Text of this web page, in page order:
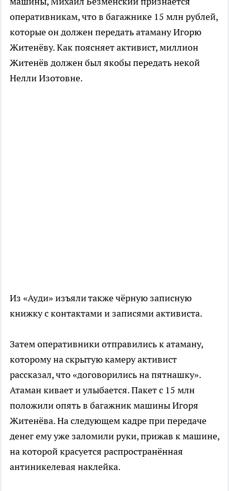
оперативникам, что в багажнике 15 млн рублей,
которые он должен передать атаману Игорю
Житенёву. Как поясняет активист, миллион
Житенёв должен был якобы передать некой
Нелли Изотовне.
Из «Ауди» изъяли также чёрную записную
книжку с контактами и записями активиста.
Затем оперативники отправились к атаману,
которому на скрытую камеру активист
рассказал, что «договорились на пятнашку».
Атаман кивает и улыбается. Пакет с 15 млн
положили опять в багажник машины Игоря
Житенёва. На следующем кадре при передаче
денег ему уже заломили руки, прижав к машине,
на которой красуется распространённая
антиникелевая наклейка.